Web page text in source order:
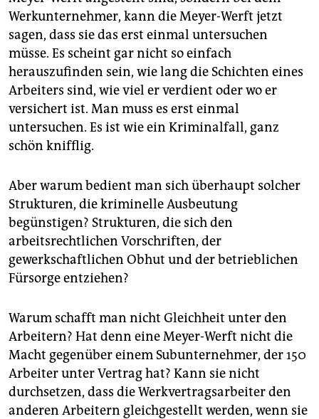
Werkunternehmer, kann die Meyer-Werft jetzt
sagen, dass sie das erst einmal untersuchen
müsse. Es scheint gar nicht so einfach
herauszufinden sein, wie lang die Schichten eines
Arbeiters sind, wie viel er verdient oder wo er
versichert ist. Man muss es erst einmal
untersuchen. Es ist wie ein Kriminalfall, ganz
schön knifflig.
Aber warum bedient man sich überhaupt solcher
Strukturen, die kriminelle Ausbeutung
begünstigen? Strukturen, die sich den
arbeitsrechtlichen Vorschriften, der
gewerkschaftlichen Obhut und der betrieblichen
Fürsorge entziehen?
Warum schafft man nicht Gleichheit unter den
Arbeitern? Hat denn eine Meyer-Werft nicht die
Macht gegenüber einem Subunternehmer, der 150
Arbeiter unter Vertrag hat? Kann sie nicht
durchsetzen, dass die Werkvertragsarbeiter den
anderen Arbeitern gleichgestellt werden, wenn sie